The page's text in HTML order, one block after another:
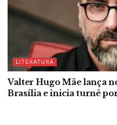
LITERATURA
Valter Hugo Mãe lança
Brasília e inicia turnê